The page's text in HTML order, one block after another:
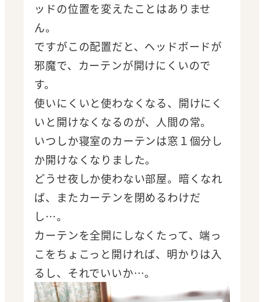
ッドの位置を変えたことはありませ
ん。
ですがこの配置だと、ヘッドボードが
邪魔で、カーテンが開けにくいので
す。
使いにくいと使わなくなる、開けにく
いと開けなくなるのが、人間の常。
いつしか寝室のカーテンは窓１個分し
か開けなくなりました。
どうせ夜しか使わない部屋。暗くなれ
ば、またカーテンを閉めるわけだ
し…。
カーテンを全開にしなくたって、端っ
こをちょこっと開ければ、明かりは入
るし、それでいいか…。